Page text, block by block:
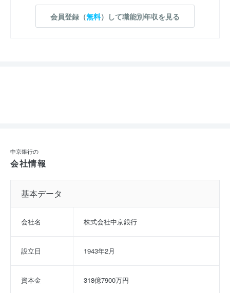
会員登録（無料）して職能別年収を見る
中京銀行の
会社情報
基本データ
会社名 株式会社中京銀行
設立日 1943年2月
資本金 318億7900万円